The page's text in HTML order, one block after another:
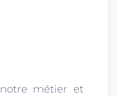
métier et